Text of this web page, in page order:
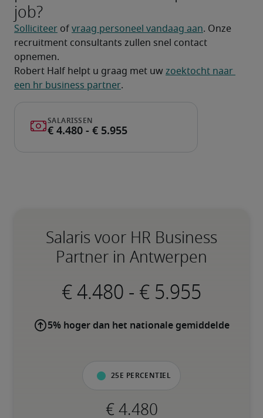
job?
Solliciteer of vraag personeel vandaag aan. Onze
recruitment consultants zullen snel contact
opnemen.
Robert Half helpt u graag met uw zoektocht naar
een hr business partner.
Salaris voor HR Business
Partner in Antwerpen
-
5% hoger dan het nationale gemiddelde
25e percentiel